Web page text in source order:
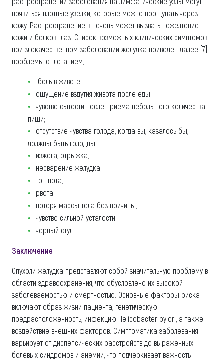
появиться плотные узелки, которые можно прощупать через
кожу. Распространение в печень может вызвать пожелтение
кожи и белков глаз. Список возможных клинических симптомов
при злокачественном заболевании желудка приведен далее [7]
проблемы с глотанием;
боль в животе;
ощущение вздутия живота после еды;
чувство сытости после приема небольшого количества
пищи;
отсутствие чувства голода, когда вы, казалось бы,
должны быть голодны;
изжога, отрыжка;
несварение желудка;
тошнота;
рвота;
потеря массы тела без причины;
чувство сильной усталости;
черный стул.
Заключение
Опухоли желудка представляют собой значительную проблему в
области здравоохранения, что обусловлено их высокой
заболеваемостью и смертностью. Основные факторы риска
включают образ жизни пациента, генетическую
предрасположенность, инфекцию Helicobacter pylori, а также
воздействие внешних факторов. Симптоматика заболевания
варьирует от диспепсических расстройств до выраженных
болевых синдромов и анемии, что подчеркивает важность